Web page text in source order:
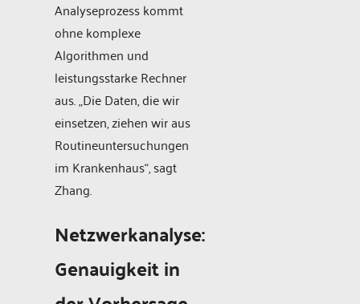
Analyseprozess kommt
ohne komplexe
Algorithmen und
leistungsstarke Rechner
aus. „Die Daten, die wir
einsetzen, ziehen wir aus
Routineuntersuchungen
im Krankenhaus“, sagt
Zhang.
Netzwerkanalyse:
Genauigkeit in